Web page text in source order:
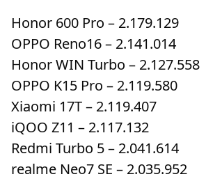
Honor 600 Pro – 2.179.129
OPPO Reno16 – 2.141.014
Honor WIN Turbo – 2.127.558
OPPO K15 Pro – 2.119.580
Xiaomi 17T – 2.119.407
iQOO Z11 – 2.117.132
Redmi Turbo 5 – 2.041.614
realme Neo7 SE – 2.035.952